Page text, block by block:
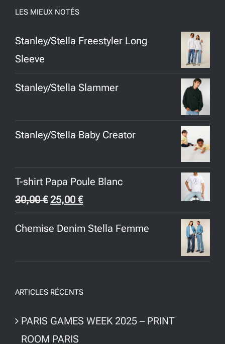
LES MIEUX NOTÉS
Stanley/Stella Freestyler Long
Sleeve
Stanley/Stella Slammer
Stanley/Stella Baby Creator
T-shirt Papa Poule Blanc
30,00€ Le
prix
initial
25,00€Le
prix
actuel
Chemise Denim Stella Femme
ARTICLES RÉCENTS
PARIS GAMES WEEK 2025 – PRINT
ROOM PARIS